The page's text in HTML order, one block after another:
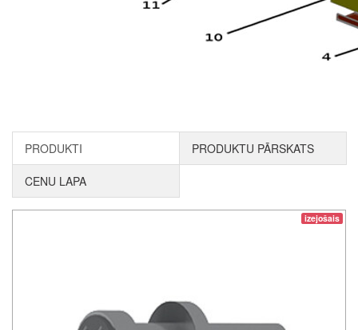
PRODUKTI PRODUKTU PĀRSKATS
CENU LAPA
izejošais